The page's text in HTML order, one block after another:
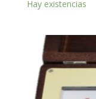
Hay existencias